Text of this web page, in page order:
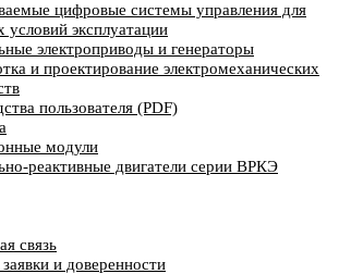
цифровые системы управления для
условий эксплуатации
электроприводы и генераторы
и проектирование электромеханических
пользователя (PDF)
модули
реактивные двигатели серии ВРКЭ
связь
и доверенности